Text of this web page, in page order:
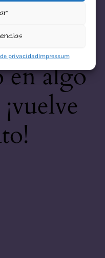
privacidadImpressum
este
en algo